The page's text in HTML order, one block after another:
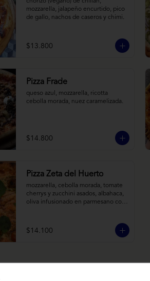
mozzarella, jalapeño encurtido, pico
de gallo, nachos de caseros y chimi.
$13.800
Pizza Frade
queso azul, mozzarella, ricotta
cebolla morada, nuez caramelizada.
$14.800
Pizza Zeta del Huerto
mozzarella, cebolla morada, tomate
cherrys y zucchini asados, albahaca,
oliva infusionado en parmesano con
$14.100